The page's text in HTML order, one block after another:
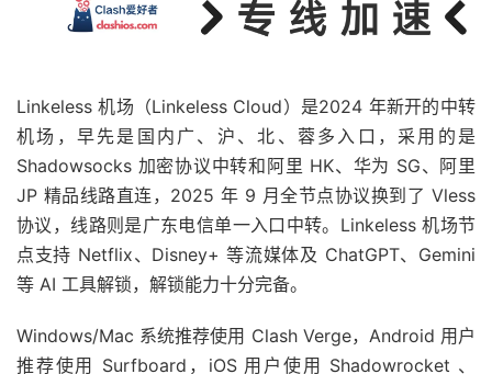
Linkeless 机场（Linkeless Cloud）是2024 年新开的中转
机场，早先是国内广、沪、北、蓉多入口，采用的是
Shadowsocks 加密协议中转和阿里 HK、华为 SG、阿里
JP 精品线路直连，2025 年 9 月全节点协议换到了 Vless
协议，线路则是广东电信单一入口中转。Linkeless 机场节
点支持 Netflix、Disney+ 等流媒体及 ChatGPT、Gemini
等 AI 工具解锁，解锁能力十分完备。
Windows/Mac 系统推荐使用 Clash Verge，Android 用户
推荐使用 Surfboard，iOS 用户使用 Shadowrocket 、